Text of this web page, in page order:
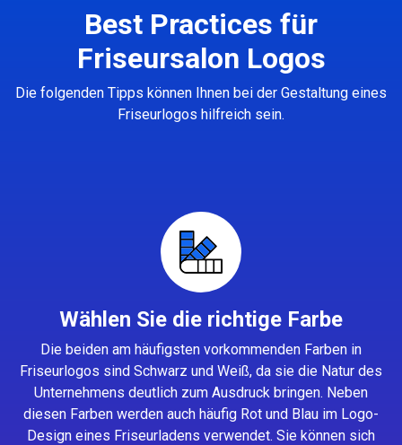
Best Practices für
Friseursalon Logos
Die folgenden Tipps können Ihnen bei der Gestaltung eines
Friseurlogos hilfreich sein.
Wählen Sie die richtige Farbe
Die beiden am häufigsten vorkommenden Farben in
Friseurlogos sind Schwarz und Weiß, da sie die Natur des
Unternehmens deutlich zum Ausdruck bringen. Neben
diesen Farben werden auch häufig Rot und Blau im Logo-
Design eines Friseurladens verwendet. Sie können sich